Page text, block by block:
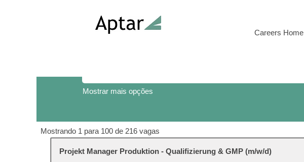
Careers Home
Buscar resultados para
Mostrar mais opções
Mostrando 1 para 100 de 216 vagas
resultados
para
Título
Projekt Manager Produktion - Qualifizierung & GMP (m/w/d)
Selecione